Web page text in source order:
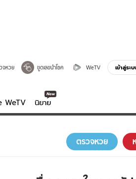
จหวย ขูดเลขนำโชค WeTV เข้าสู่ระ
WeTV นิยาย
ส ความรู้รอบตัว
ฮาวทู
ตรวจหวย